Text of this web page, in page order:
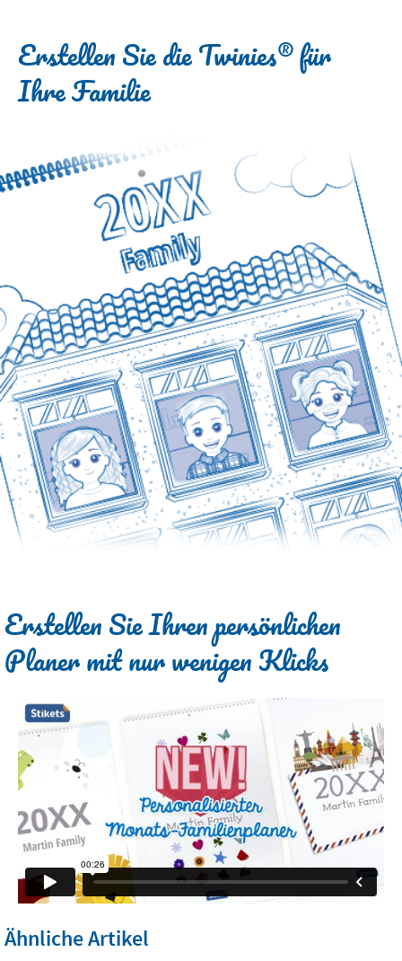
Erstellen Sie die Twinies® für
Ihre Familie
Erstellen Sie Ihren persönlichen
Planer mit nur wenigen Klicks
Ähnliche Artikel